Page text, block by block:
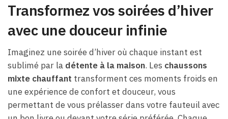
Transformez vos soirées d’hiver
avec une douceur infinie
Imaginez une soirée d’hiver où chaque instant est
sublimé par la détente à la maison. Les chaussons
mixte chauffant transforment ces moments froids en
une expérience de confort et douceur, vous
permettant de vous prélasser dans votre fauteuil avec